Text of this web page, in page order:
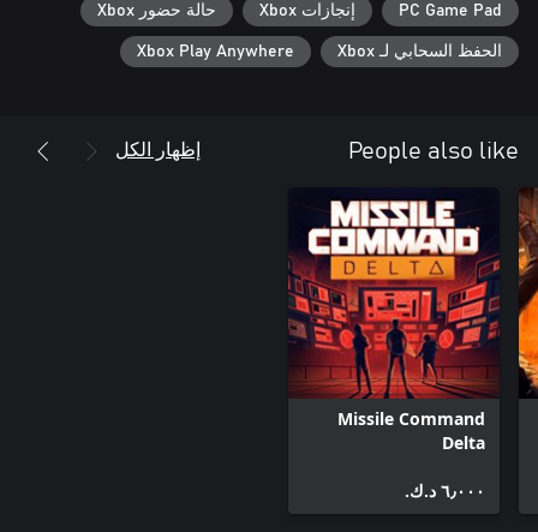
PC Game Pad إنجازات Xbox حالة حضور Xbox
الحفظ السحابي لـ Xbox Xbox Play Anywhere
People also like إظهار الكل
Missile Command
Delta
٦٫٠٠٠ د.ك.‏